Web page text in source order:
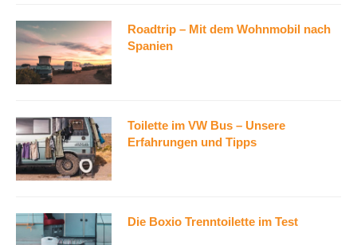
Roadtrip – Mit dem Wohnmobil nach
Spanien
Toilette im VW Bus – Unsere
Erfahrungen und Tipps
Die Boxio Trenntoilette im Test